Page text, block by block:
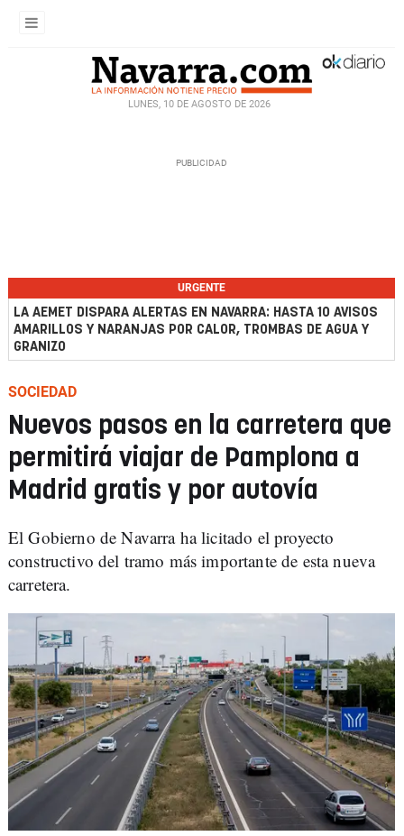
LUNES, 10 DE AGOSTO DE 2026
URGENTE
LA AEMET DISPARA ALERTAS EN NAVARRA: HASTA 10 AVISOS
AMARILLOS Y NARANJAS POR CALOR, TROMBAS DE AGUA Y
GRANIZO
SOCIEDAD
Nuevos pasos en la carretera que
permitirá viajar de Pamplona a
Madrid gratis y por autovía
El Gobierno de Navarra ha licitado el proyecto
constructivo del tramo más importante de esta nueva
carretera.